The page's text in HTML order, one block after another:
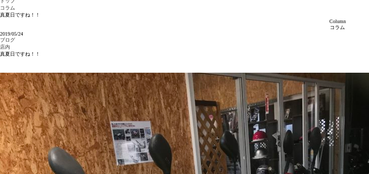
コラム
真夏日ですね！！
Column
コラム
2019/05/24
ブログ
店内
真夏日ですね！！